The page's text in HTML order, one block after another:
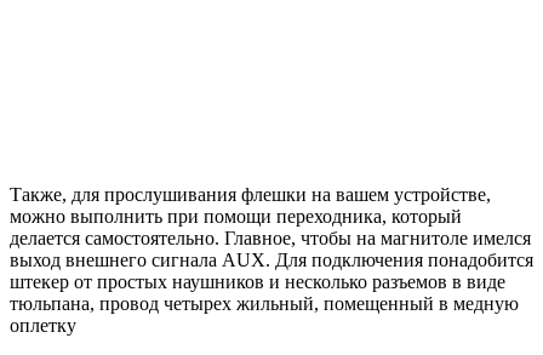
Также, для прослушивания флешки на вашем устройстве,
можно выполнить при помощи переходника, который
делается самостоятельно. Главное, чтобы на магнитоле имелся
выход внешнего сигнала AUX. Для подключения понадобится
штекер от простых наушников и несколько разъемов в виде
тюльпана, провод четырех жильный, помещенный в медную
оплетку